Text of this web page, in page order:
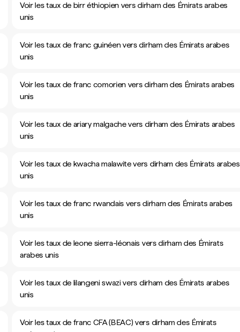
Voir les taux de birr éthiopien vers dirham des Émirats arabes
unis
Voir les taux de franc guinéen vers dirham des Émirats arabes
unis
Voir les taux de franc comorien vers dirham des Émirats arabes
unis
Voir les taux de ariary malgache vers dirham des Émirats arabes
unis
Voir les taux de kwacha malawite vers dirham des Émirats arabes
unis
Voir les taux de franc rwandais vers dirham des Émirats arabes
unis
Voir les taux de leone sierra-léonais vers dirham des Émirats
arabes unis
Voir les taux de lilangeni swazi vers dirham des Émirats arabes
unis
Voir les taux de franc CFA (BEAC) vers dirham des Émirats